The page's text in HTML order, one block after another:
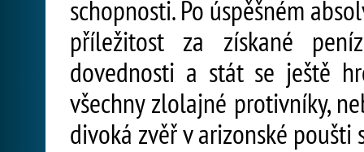
schopnosti. Po úspěšném
příležitost za získané
dovednosti a stát se ještě
všechny zlolajné protivníky,
divoká zvěř v arizonské